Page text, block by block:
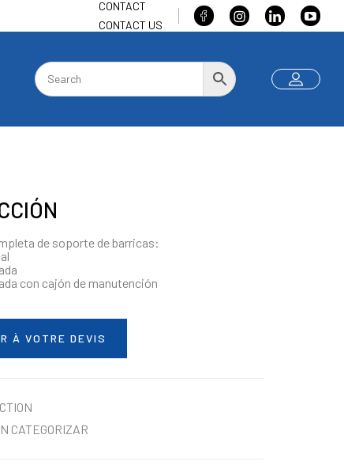
CONTACT
CONTACT US
de soporte de barricas:
con cajón de manutención
À VOTRE DEVIS
CATEGORIZAR